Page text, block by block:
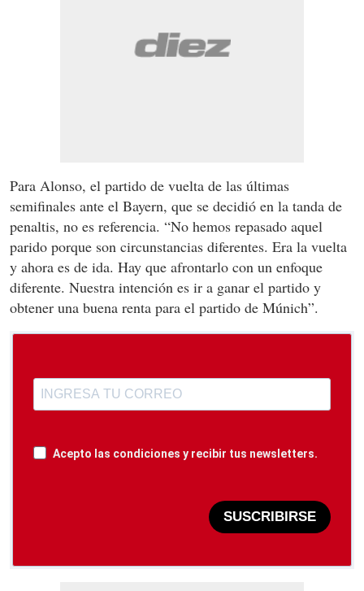
Para Alonso, el partido de vuelta de las últimas
semifinales ante el Bayern, que se decidió en la tanda de
penaltis, no es referencia. “No hemos repasado aquel
parido porque son circunstancias diferentes. Era la vuelta
y ahora es de ida. Hay que afrontarlo con un enfoque
diferente. Nuestra intención es ir a ganar el partido y
obtener una buena renta para el partido de Múnich”.
Acepto las condiciones y recibir tus newsletters.
SUSCRIBIRSE